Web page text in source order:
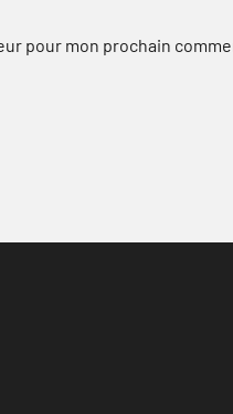
pour mon prochain